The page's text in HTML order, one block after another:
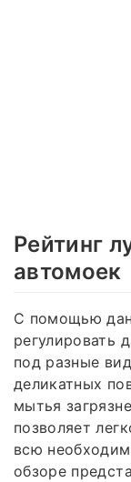
Рейтинг
автомоек
С помощью
регулировать
под разные
деликатных
мытья
позволяет
всю
обзоре